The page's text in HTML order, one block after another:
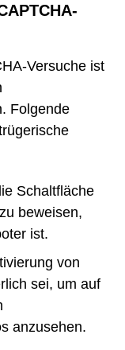
Versuche ist
Folgende
Schaltfläche
beweisen,
ist.
von
sei, um auf
anzusehen.